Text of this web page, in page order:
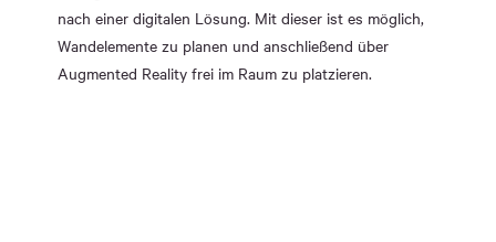
nach einer digitalen Lösung. Mit dieser ist es möglich,
Wandelemente zu planen und anschließend über
Augmented Reality frei im Raum zu platzieren.